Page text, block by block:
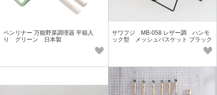
ベンリナー 万能野菜調理器 平箱入
り グリーン 日本製
サワフジ MB-058 レザー調 ハンモ
ック型 メッシュバスケット ブラック